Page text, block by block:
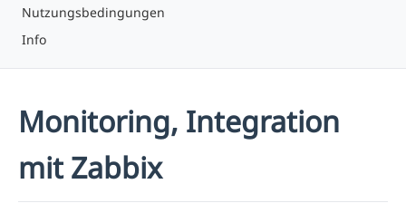
Nutzungsbedingungen
Info
Monitoring, Integration
mit Zabbix